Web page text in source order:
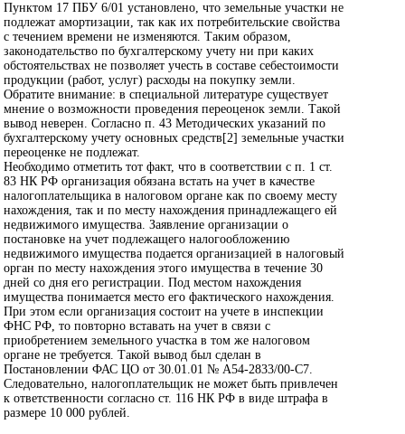
Пунктом 17 ПБУ 6/01 установлено, что земельные участки не
подлежат амортизации, так как их потребительские свойства
с течением времени не изменяются. Таким образом,
законодательство по бухгалтерскому учету ни при каких
обстоятельствах не позволяет учесть в составе себестоимости
продукции (работ, услуг) расходы на покупку земли.
Обратите внимание: в специальной литературе существует
мнение о возможности проведения переоценок земли. Такой
вывод неверен. Согласно п. 43 Методических указаний по
бухгалтерскому учету основных средств[2] земельные участки
переоценке не подлежат.
Необходимо отметить тот факт, что в соответствии с п. 1 ст.
83 НК РФ организация обязана встать на учет в качестве
налогоплательщика в налоговом органе как по своему месту
нахождения, так и по месту нахождения принадлежащего ей
недвижимого имущества. Заявление организации о
постановке на учет подлежащего налогообложению
недвижимого имущества подается организацией в налоговый
орган по месту нахождения этого имущества в течение 30
дней со дня его регистрации. Под местом нахождения
имущества понимается место его фактического нахождения.
При этом если организация состоит на учете в инспекции
ФНС РФ, то повторно вставать на учет в связи с
приобретением земельного участка в том же налоговом
органе не требуется. Такой вывод был сделан в
Постановлении ФАС ЦО от 30.01.01 № А54-2833/00-С7.
Следовательно, налогоплательщик не может быть привлечен
к ответственности согласно ст. 116 НК РФ в виде штрафа в
размере 10 000 рублей.